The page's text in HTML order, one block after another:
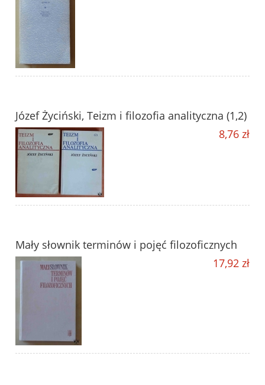
Józef Życiński, Teizm i filozofia analityczna (1,2)
8,76 zł
Mały słownik terminów i pojęć filozoficznych
17,92 zł